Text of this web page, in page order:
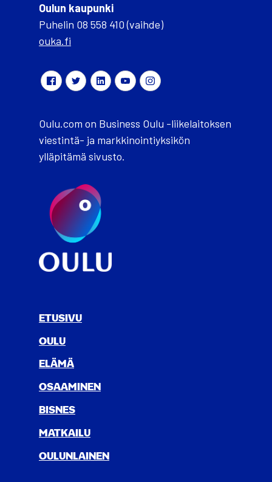
Oulun kaupunki
Puhelin 08 558 410 (vaihde)
ouka.fi
Oulu.com on Business Oulu -liikelaitoksen
viestintä- ja markkinointiyksikön
ylläpitämä sivusto.
ETUSIVU
OULU
ELÄ­MÄ
OSAA­MI­NEN
BIS­NES
MAT­KAI­LU
OULUN­LAI­NEN